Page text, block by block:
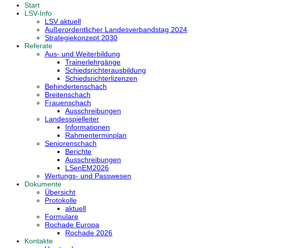
Start
LSV-Info
LSV aktuell
Außerordentlicher Landesverbandstag 2024
Strategiekonzept 2030
Referate
Aus- und Weiterbildung
Trainerlehrgänge
Schiedsrichterausbildung
Schiedsrichterlizenzen
Behindertenschach
Breitenschach
Frauenschach
Ausschreibungen
Landesspielleiter
Informationen
Rahmenterminplan
Seniorenschach
Berichte
Ausschreibungen
LSenEM2026
Wertungs- und Passwesen
Dokumente
Übersicht
Protokolle
aktuell
Formulare
Rochade Europa
Rochade 2026
Kontakte